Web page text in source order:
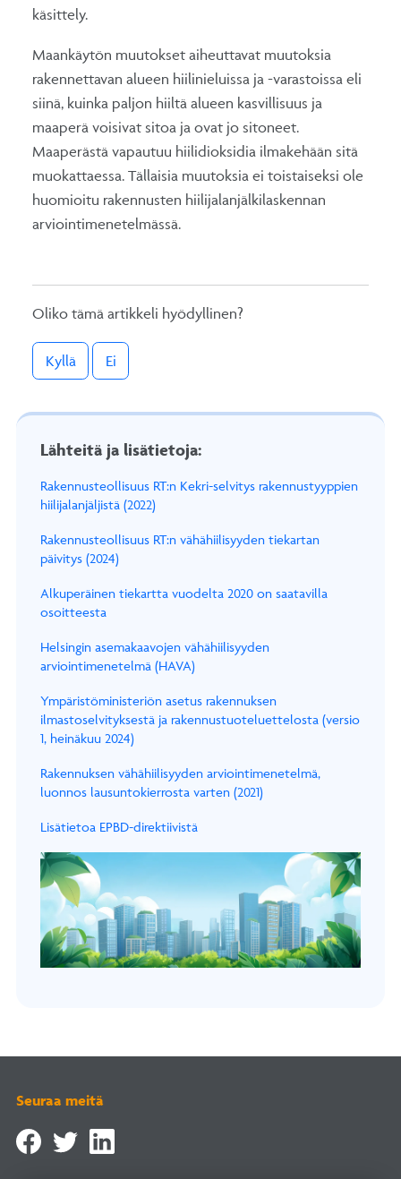
käsittely.
Maankäytön muutokset aiheuttavat muutoksia
rakennettavan alueen hiilinieluissa ja -varastoissa eli
siinä, kuinka paljon hiiltä alueen kasvillisuus ja
maaperä voisivat sitoa ja ovat jo sitoneet.
Maaperästä vapautuu hiilidioksidia ilmakehään sitä
muokattaessa. Tällaisia muutoksia ei toistaiseksi ole
huomioitu rakennusten hiilijalanjälkilaskennan
arviointimenetelmässä.
Oliko tämä artikkeli hyödyllinen?
Kyllä Ei
Lähteitä ja lisätietoja:
Rakennusteollisuus RT:n Kekri-selvitys rakennustyyppien
hiilijalanjäljistä (2022)
Rakennusteollisuus RT:n vähähiilisyyden tiekartan
päivitys (2024)
Alkuperäinen tiekartta vuodelta 2020 on saatavilla
osoitteesta
Helsingin asemakaavojen vähähiilisyyden
arviointimenetelmä (HAVA)
Ympäristöministeriön asetus rakennuksen
ilmastoselvityksestä ja rakennustuoteluettelosta (versio
1, heinäkuu 2024)
Rakennuksen vähähiilisyyden arviointimenetelmä,
luonnos lausuntokierrosta varten (2021)
Lisätietoa EPBD-direktiivistä
Seuraa meitä